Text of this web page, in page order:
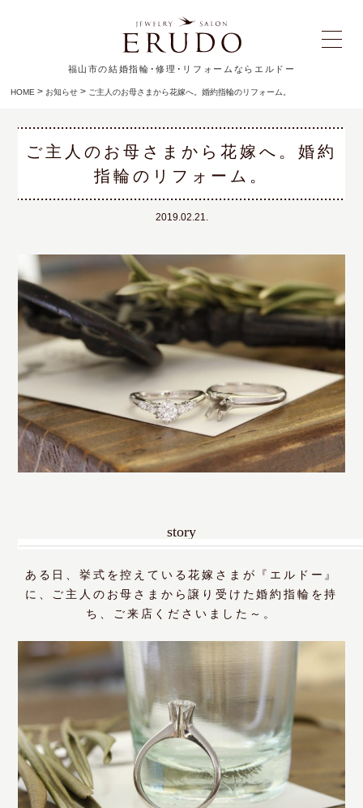
福山市の結婚指輪･修理･リフォームならエルドー
HOME >お知らせ > ご主人のお母さまから花嫁へ。婚約指輪のリフォーム。
ご主人のお母さまから花嫁へ。婚約
指輪のリフォーム。
2019.02.21.
story
ある日、挙式を控えている花嫁さまが『エルドー』
に、ご主人のお母さまから譲り受けた婚約指輪を持
ち、ご来店くださいました～。